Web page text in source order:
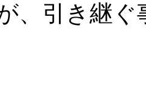
、引き継